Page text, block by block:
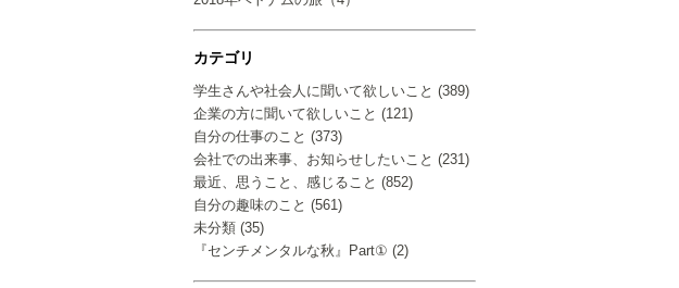
カテゴリ
学生さんや社会人に聞いて欲しいこと (389)
企業の方に聞いて欲しいこと (121)
自分の仕事のこと (373)
会社での出来事、お知らせしたいこと (231)
最近、思うこと、感じること (852)
自分の趣味のこと (561)
未分類 (35)
『センチメンタルな秋』Part① (2)